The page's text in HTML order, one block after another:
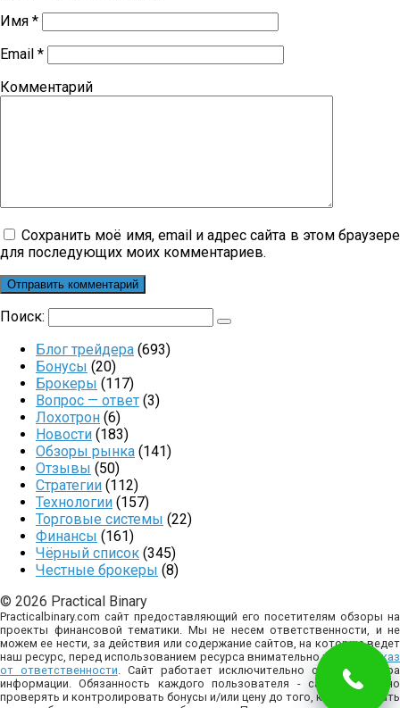
Имя *
Email *
Комментарий
Сохранить моё имя, email и адрес сайта в этом браузере
для последующих моих комментариев.
Поиск:
Блог трейдера (693)
Бонусы (20)
Брокеры (117)
Вопрос — ответ (3)
Лохотрон (6)
Новости (183)
Обзоры рынка (141)
Отзывы (50)
Стратегии (112)
Технологии (157)
Торговые системы (22)
Финансы (161)
Чёрный список (345)
Честные брокеры (8)
© 2026 Practical Binary
Practicalbinary.com сайт предоставляющий его посетителям обзоры на
проекты финансовой тематики. Мы не несем ответственности, и не
можем ее нести, за действия или содержание сайтов, на которые ведет
наш ресурс, перед использованием ресурса внимательно изучите
отказ
от ответственности. Сайт работает исключительно с целью сбора
информации. Обязанность каждого пользователя - самостоятельно
проверять и контролировать бонусы и/или цену до того, как совершать